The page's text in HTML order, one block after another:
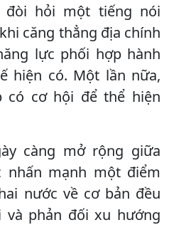
đòi hỏi một tiếng nói
căng thẳng địa chính
lực phối hợp hành
hiện có. Một lần nữa,
có cơ hội để thể hiện
càng mở rộng giữa
nhấn mạnh một điểm
nước về cơ bản đều
và phản đối xu hướng